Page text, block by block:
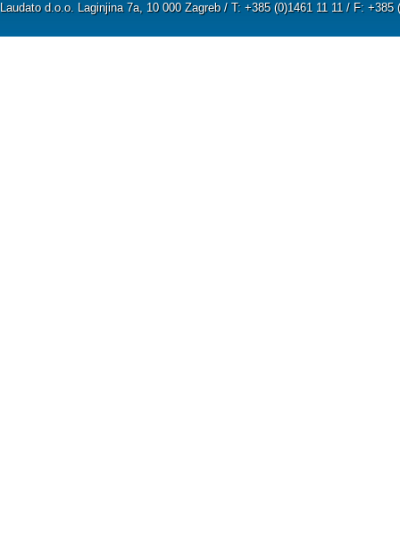
Laudato d.o.o. Laginjina 7a, 10 000 Zagreb / T: +385 (0)1461 11 11 / F: